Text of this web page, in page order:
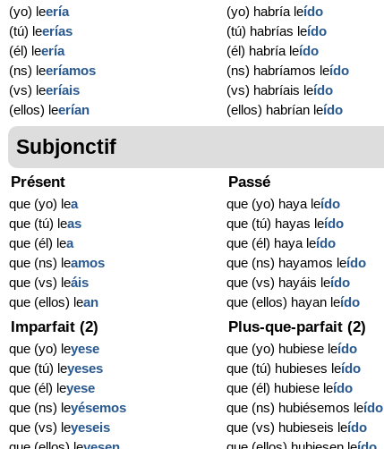
(yo) leería
(tú) leerías
(él) leería
(ns) leeríamos
(vs) leeríais
(ellos) leerían
(yo) habría leído
(tú) habrías leído
(él) habría leído
(ns) habríamos leído
(vs) habríais leído
(ellos) habrían leído
Subjonctif
Présent
que (yo) lea
que (tú) leas
que (él) lea
que (ns) leamos
que (vs) leáis
que (ellos) lean
Passé
que (yo) haya leído
que (tú) hayas leído
que (él) haya leído
que (ns) hayamos leído
que (vs) hayáis leído
que (ellos) hayan leído
Imparfait (2)
que (yo) leyese
que (tú) leyeses
que (él) leyese
que (ns) leyésemos
que (vs) leyeseis
Plus-que-parfait (2)
que (yo) hubiese leído
que (tú) hubieses leído
que (él) hubiese leído
que (ns) hubiésemos leído
que (vs) hubieseis leído